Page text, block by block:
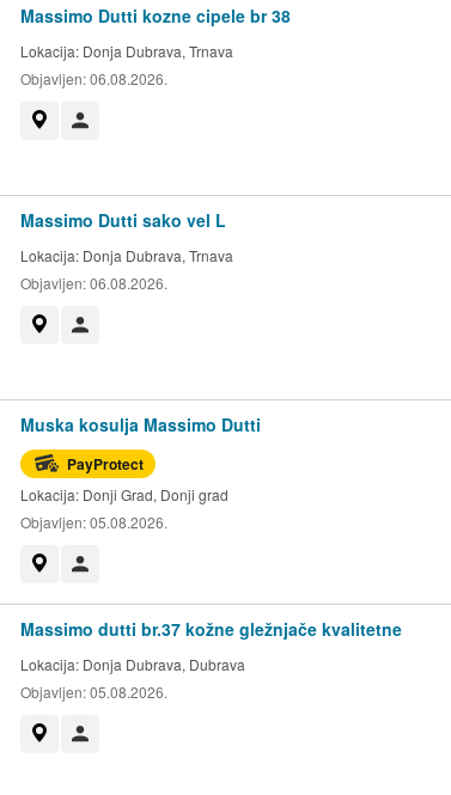
Massimo Dutti kozne cipele br 38
Lokacija: Donja Dubrava, Trnava
Objavljen:06.08.2026.
Massimo Dutti sako vel L
Lokacija: Donja Dubrava, Trnava
Objavljen:06.08.2026.
Muska kosulja Massimo Dutti
PayProtect
Lokacija: Donji Grad, Donji grad
Objavljen:05.08.2026.
Massimo dutti br.37 kožne gležnjače kvalitetne
Lokacija: Donja Dubrava, Dubrava
Objavljen:05.08.2026.